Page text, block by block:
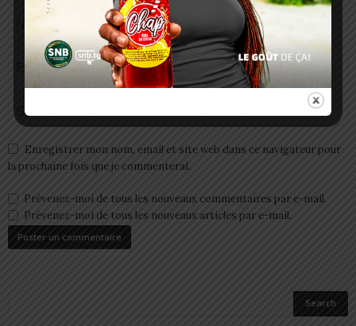
Enregistrer mon nom, email et site web dans ce navigateur pour
la prochaine fois que je commenterai.
Prévenez-moi de tous les nouveaux commentaires par e-mail.
Prévenez-moi de tous les nouveaux articles par e-mail.